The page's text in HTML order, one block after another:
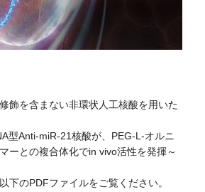
飾を含まない非環状人工核酸を用いた
型Anti-miR-21核酸が、PEG-L-オルニ
ーとの複合体化でin vivo活性を発揮～
下のPDFファイルをご覧ください。